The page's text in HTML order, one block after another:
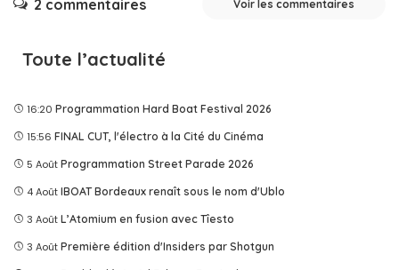
2 commentaires Voir les commentaires
Toute l’actualité
16:20 Programmation Hard Boat Festival 2026
15:56 FINAL CUT, l'électro à la Cité du Cinéma
5 Août Programmation Street Parade 2026
4 Août IBOAT Bordeaux renaît sous le nom d'Ublo
3 Août L’Atomium en fusion avec Tîesto
3 Août Première édition d'Insiders par Shotgun